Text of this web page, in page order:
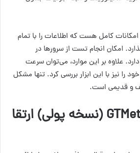
امکانات کامل هست که اطلاعات را با تمام
امکان انجام تست از سرورها در
علاوه بر این موارد، می‌توان سرعت
را نیز با این ابزار بررسی کرد. تنها مشکل
(نسخه پولی) ارتقا